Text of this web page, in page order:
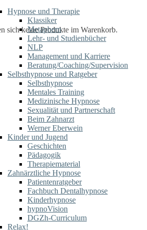
sich keine Produkte im Warenkorb.
Hypnose und Therapie
Klassiker
Metaphern
Lehr- und Studienbücher
NLP
Management und Karriere
Beratung/Coaching/Supervision
Selbsthypnose und Ratgeber
Selbsthypnose
Mentales Training
Medizinische Hypnose
Sexualität und Partnerschaft
Beim Zahnarzt
Werner Eberwein
Kinder und Jugend
Geschichten
Pädagogik
Therapiematerial
Zahnärztliche Hypnose
Patientenratgeber
Fachbuch Dentalhypnose
Kinderhypnose
hypnoVision
DGZh-Curriculum
Relax!